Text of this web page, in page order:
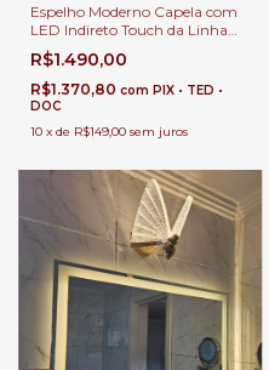
Espelho Moderno Capela com
LED Indireto Touch da Linha
Corpo Inteiro Para Banheiro e
Penteadeira
R$1.490,00
R$1.370,80 com PIX • TED •
DOC
10 x de R$149,00 sem juros